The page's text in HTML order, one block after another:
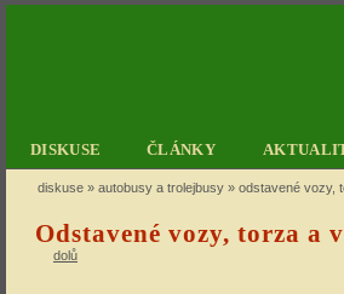
DISKUSE ČLÁNKY
diskuse » autobusy a trolejbusy » odstavené vozy,
Odstavené vozy, torza a
dolů